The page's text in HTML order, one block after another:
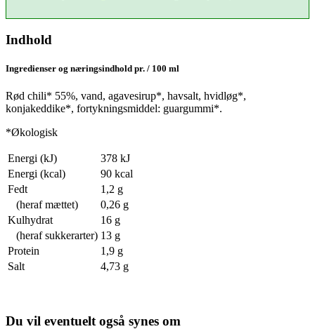
Indhold
Ingredienser og næringsindhold pr. / 100 ml
Rød chili* 55%, vand, agavesirup*, havsalt, hvidløg*,
konjakeddike*, fortykningsmiddel: guargummi*.
*Økologisk
Energi (kJ)
378 kJ
Energi (kcal)
90 kcal
Fedt
1,2 g
(heraf mættet)
0,26 g
Kulhydrat
16 g
(heraf sukkerarter) 13 g
Protein
1,9 g
Salt
4,73 g
Du vil eventuelt også synes om